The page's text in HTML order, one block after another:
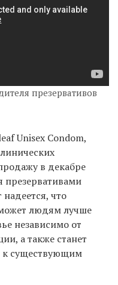
презервативов
Unisex Condom,
в декабре
презервативами
надеется, что
людям лучше
независимо от
а также станет
к существующим